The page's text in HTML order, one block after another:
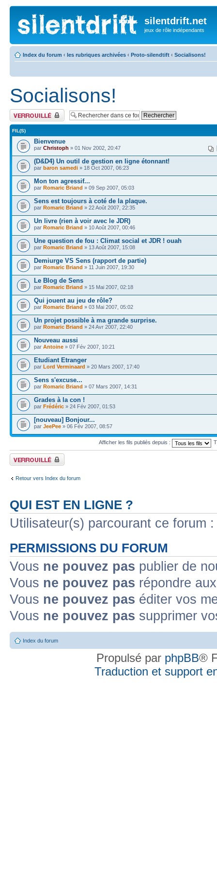
silentdrift.net
jeux de rôle indépendants
Index du forum ‹ les rubriques archivées ‹ Proto-silendtift ‹ Socialisons!
Socialisons!
Forum verrouillé
FIL(S)
Bienvenue
par Christoph » 01 Nov 2002, 20:47
(D&D4) Un outil de gestion en ligne étonnant!
par baron samedi » 18 Oct 2007, 06:23
Mon ton agressif...
par Romaric Briand » 09 Sep 2007, 05:03
Sens est toujours à coté de la plaque.
par Romaric Briand » 22 Août 2007, 22:35
Un livre (rien à voir avec le JDR)
par Romaric Briand » 10 Août 2007, 00:46
Une question de fou : Climat social et JDR ! ouah
par Romaric Briand » 13 Août 2007, 15:08
Demiurge VS Sens (rapport de partie)
par Romaric Briand » 11 Juin 2007, 19:30
Le Blog de Sens
par Romaric Briand » 15 Mai 2007, 02:18
Qui jouent au jeu de rôle?
par Romaric Briand » 03 Mai 2007, 05:02
Un projet possible à ma grande surprise.
par Romaric Briand » 24 Avr 2007, 22:40
Nouveau aussi
par Antoine » 07 Fév 2007, 10:21
Etudiant Etranger
par Lord Verminaard » 20 Mars 2007, 17:40
Sens s'excuse...
par Romaric Briand » 07 Mars 2007, 14:31
Grades à la con !
par Frédéric » 24 Fév 2007, 01:53
[nouveau] Bonjour...
par JeePee » 06 Fév 2007, 08:57
Afficher les fils publiés depuis :
Forum verrouillé
Retour vers Index du forum
QUI EST EN LIGNE ?
Utilisateur(s) parcourant ce forum
PERMISSIONS DU FORUM
Vous ne pouvez pas publier de
Vous ne pouvez pas répondre
Vous ne pouvez pas éditer vos
Vous ne pouvez pas supprimer
Index du forum
Propulsé par phpBB®
Traduction et support